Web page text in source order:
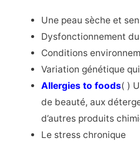
Une peau sèche et
Dysfonctionnement
Conditions
Variation génétique
Allergies to foods( )
de beauté, aux
d’autres produits
Le stress chronique